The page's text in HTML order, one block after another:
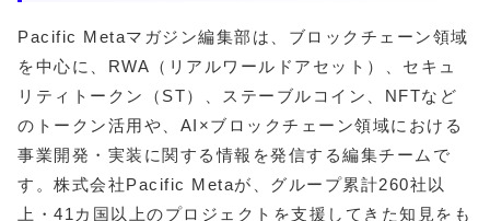
Pacific Metaマガジン編集部は、ブロックチェーン領域
を中心に、RWA（リアルワールドアセット）、セキュ
リティトークン（ST）、ステーブルコイン、NFTなど
のトークン活用や、AI×ブロックチェーン領域における
事業開発・実装に関する情報を発信する編集チームで
す。株式会社Pacific Metaが、グループ累計260社以
上・41カ国以上のプロジェクトを支援してきた知見をも